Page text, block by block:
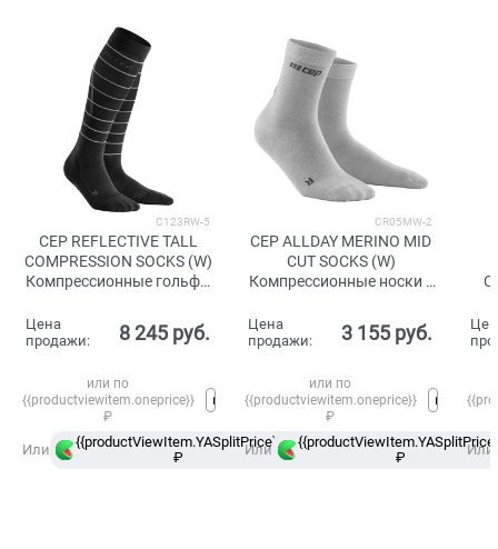
C123RW-5
CEP REFLECTIVE TALL
COMPRESSION SOCKS (W)
Компрессионные гольфы
Цена
продажи:
8 245 руб.
или по
{{productviewitem.oneprice}}
₽
Или
{{productViewItem.YASplitPrice}}
₽
в
Сплит
CR05MW-2
CEP ALLDAY MERINO MID
CUT SOCKS (W)
Компрессионные носки с
восстановления женские
Серый
Цена
продажи:
3 155 руб.
или по
{{productviewitem.oneprice}}
₽
Или
₽
Или